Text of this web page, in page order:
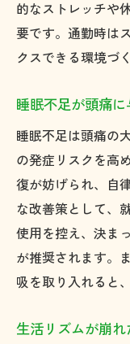
的なストレッチや
要です。通勤時は
クスできる環境づ
睡眠不足が頭痛
睡眠不足は頭痛の
の発症リスクを高
復が妨げられ、自
な改善策として、
使用を控え、決ま
が推奨されます。
吸を取り入れると
生活リズムが崩